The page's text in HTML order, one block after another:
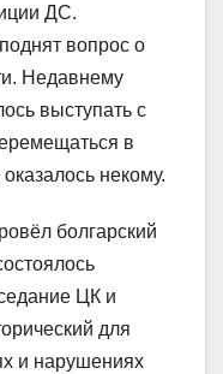
ДС.
вопрос о
Недавнему
выступать с
в
некому.
болгарский
ЦК и
для
и нарушениях